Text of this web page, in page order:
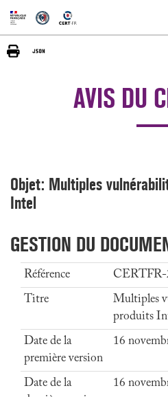
AVIS DU
Objet: Multiples
Intel
GESTION DU
Référence
Titre
Multiples
produits
Date de la
première version
16
Date de la
16